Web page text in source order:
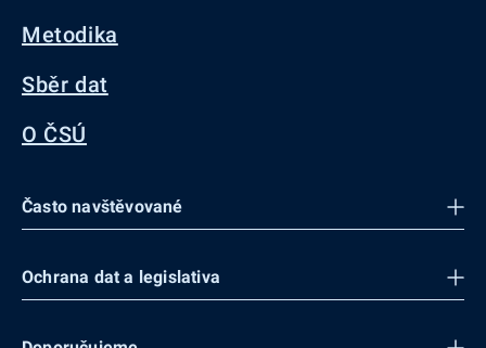
Metodika
Sběr dat
O ČSÚ
Často navštěvované
Ochrana dat a legislativa